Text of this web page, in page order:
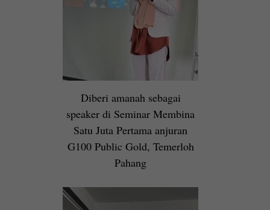
Diberi amanah sebagai
speaker di Seminar Membina
Satu Juta Pertama anjuran
G100 Public Gold, Temerloh
Pahang